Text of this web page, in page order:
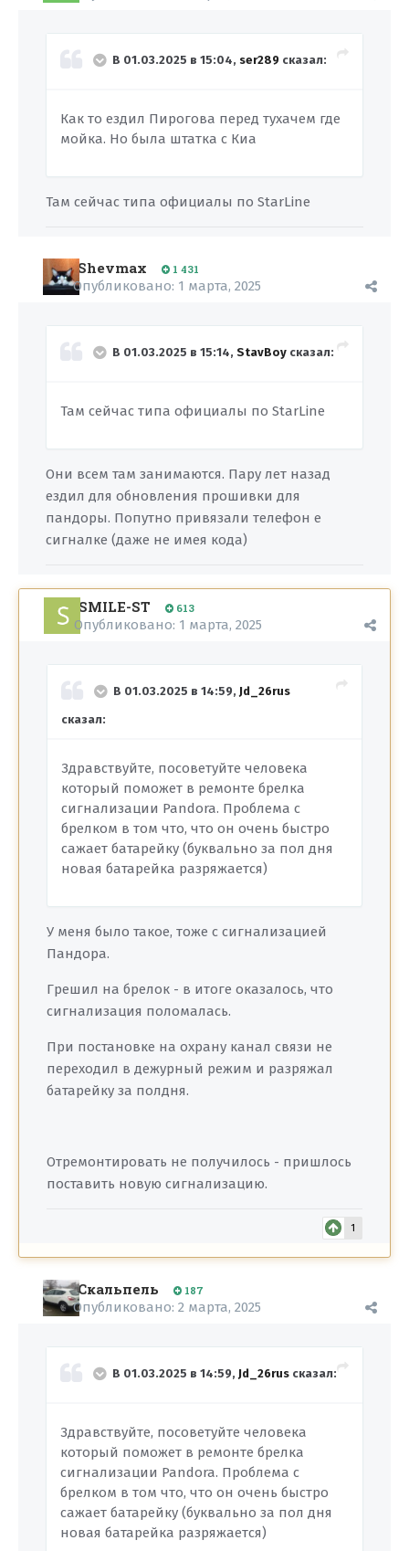
В 01.03.2025 в 15:04, ser289 сказал:
Как то ездил Пирогова перед тухачем где
мойка. Но была штатка с Киа
Там сейчас типа официалы по StarLine
Shevmax 1 431
Опубликовано: 1 марта, 2025
В 01.03.2025 в 15:14, StavBoy сказал:
Там сейчас типа официалы по StarLine
Они всем там занимаются. Пару лет назад
ездил для обновления прошивки для
пандоры. Попутно привязали телефон е
сигналке (даже не имея кода)
SMILE-ST 613
Опубликовано: 1 марта, 2025
В 01.03.2025 в 14:59, Jd_26rus
сказал:
Здравствуйте, посоветуйте человека
который поможет в ремонте брелка
сигнализации Pandora. Проблема с
брелком в том что, что он очень быстро
сажает батарейку (буквально за пол дня
новая батарейка разряжается)
У меня было такое, тоже с сигнализацией
Пандора.
Грешил на брелок - в итоге оказалось, что
сигнализация поломалась.
При постановке на охрану канал связи не
переходил в дежурный режим и разряжал
батарейку за полдня.
Отремонтировать не получилось - пришлось
поставить новую сигнализацию.
1
Скальпель 187
Опубликовано: 2 марта, 2025
В 01.03.2025 в 14:59, Jd_26rus сказал:
Здравствуйте, посоветуйте человека
который поможет в ремонте брелка
сигнализации Pandora. Проблема с
брелком в том что, что он очень быстро
сажает батарейку (буквально за пол дня
новая батарейка разряжается)